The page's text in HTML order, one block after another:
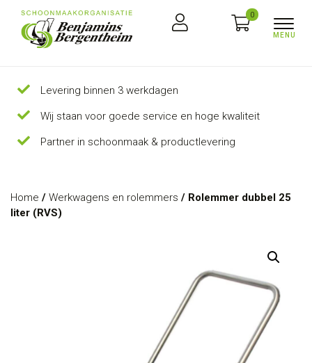
0
Levering binnen 3 werkdagen
Wij staan voor goede service en hoge kwaliteit
Partner in schoonmaak & productlevering
Home / Werkwagens en rolemmers / Rolemmer dubbel 25
liter (RVS)